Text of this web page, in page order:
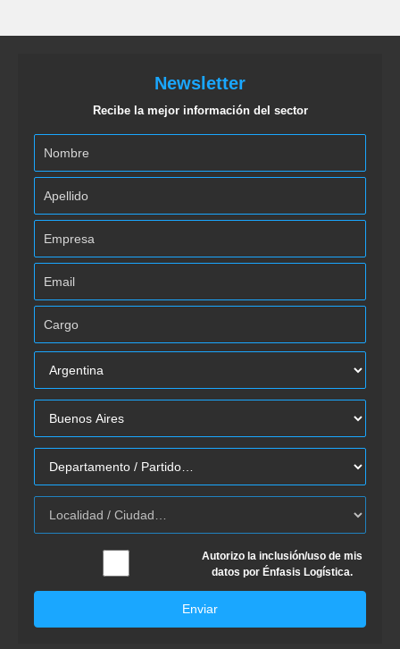
Newsletter
Recibe la mejor información del sector
Autorizo la inclusión/uso de mis
datos por Énfasis Logística.
Enviar